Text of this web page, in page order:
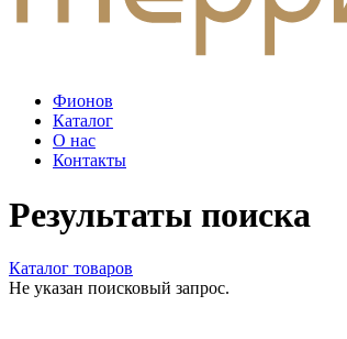
Фионов
Каталог
О нас
Контакты
Результаты поиска
Каталог товаров
Не указан поисковый запрос.